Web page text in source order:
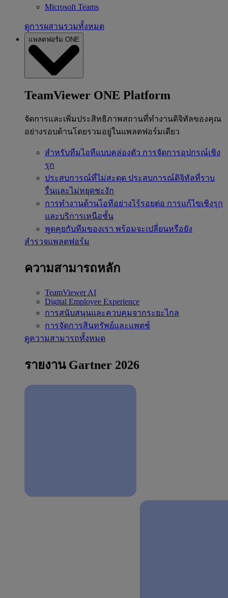
Microsoft Teams
ดูการผสานรวมทั้งหมด
แพลตฟอร์ม ONE
TeamViewer ONE Platform
จัดการและเพิ่มประสิทธิภาพสถานที่ทำงานดิจิทัลของคุณ
อย่างรอบด้านโดยรวมอยู่ในแพลตฟอร์มเดียว
สำหรับทีมไอทีแบบคล่องตัว การจัดการอุปกรณ์เชิง
รุก
ประสบการณ์ที่ไม่สะดุด ประสบการณ์ดิจิทัลที่ราบ
รื่นและไม่หยุดชะงัก
การทำงานด้านไอทีอย่างไร้รอยต่อ การแก้ไขเชิงรุก
และบริการเหนือชั้น
พูดคุยกับทีมของเรา พร้อมจะเปลี่ยนหรือยัง
สำรวจแพลตฟอร์ม
ความสามารถหลัก
TeamViewer AI
Digital Employee Experience
การสนับสนุนและควบคุมจากระยะไกล
การจัดการสินทรัพย์และแพตช์
ดูความสามารถทั้งหมด
รายงาน Gartner 2026